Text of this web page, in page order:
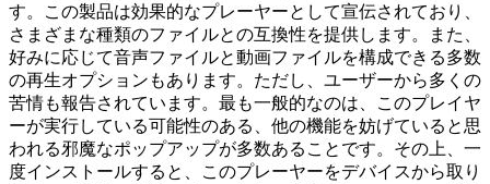
す。この製品は効果的なプレーヤーとして宣伝されており、
さまざまな種類のファイルとの互換性を提供します。また、
好みに応じて音声ファイルと動画ファイルを構成できる多数
の再生オプションもあります。ただし、ユーザーから多くの
苦情も報告されています。最も一般的なのは、このプレイヤ
ーが実行している可能性のある、他の機能を妨げていると思
われる邪魔なポップアップが多数あることです。その上、一
度インストールすると、このプレーヤーをデバイスから取り